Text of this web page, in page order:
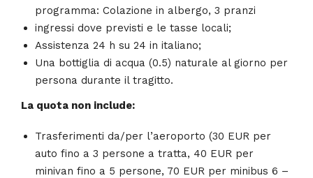
programma: Colazione in albergo, 3 pranzi
ingressi dove previsti e le tasse locali;
Assistenza 24 h su 24 in italiano;
Una bottiglia di acqua (0.5) naturale al giorno per
persona durante il tragitto.
La quota non include:
Trasferimenti da/per l’aeroporto (30 EUR per
auto fino a 3 persone a tratta, 40 EUR per
minivan fino a 5 persone, 70 EUR per minibus 6 –